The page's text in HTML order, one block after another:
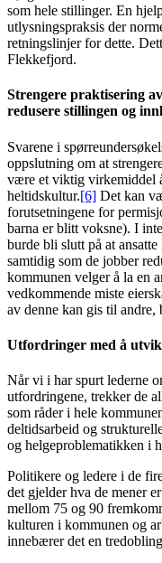
som hele stillinger. En
utlysningspraksis der
retningslinjer for dette.
Flekkefjord.
Strengere praktisering
redusere stillingen og
Svarene i
oppslutning om at
være et viktig virkemiddel
heltidskultur.[6] Det kan
forutsetningene for
barna er blitt voksne). I
burde bli slutt på at
samtidig som de jobber
kommunen velger å la en
vedkommende miste
av denne kan gis til andre,
Utfordringer med å
Når vi i har spurt lederne
utfordringene, trekker de
som råder i hele
deltidsarbeid og
og helgeproblematikken i
Politikere og ledere i de
det gjelder hva de mener
mellom 75 og 90
kulturen i kommunen og
innebærer det en